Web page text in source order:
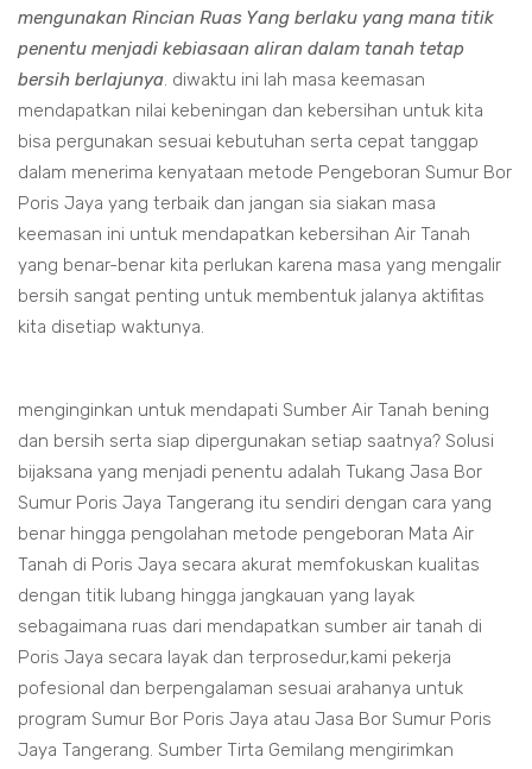
mengunakan Rincian Ruas Yang berlaku yang mana titik
penentu menjadi kebiasaan aliran dalam tanah tetap
bersih berlajunya. diwaktu ini lah masa keemasan
mendapatkan nilai kebeningan dan kebersihan untuk kita
bisa pergunakan sesuai kebutuhan serta cepat tanggap
dalam menerima kenyataan metode Pengeboran Sumur Bor
Poris Jaya yang terbaik dan jangan sia siakan masa
keemasan ini untuk mendapatkan kebersihan Air Tanah
yang benar-benar kita perlukan karena masa yang mengalir
bersih sangat penting untuk membentuk jalanya aktifitas
kita disetiap waktunya.
menginginkan untuk mendapati Sumber Air Tanah bening
dan bersih serta siap dipergunakan setiap saatnya? Solusi
bijaksana yang menjadi penentu adalah Tukang Jasa Bor
Sumur Poris Jaya Tangerang itu sendiri dengan cara yang
benar hingga pengolahan metode pengeboran Mata Air
Tanah di Poris Jaya secara akurat memfokuskan kualitas
dengan titik lubang hingga jangkauan yang layak
sebagaimana ruas dari mendapatkan sumber air tanah di
Poris Jaya secara layak dan terprosedur,kami pekerja
pofesional dan berpengalaman sesuai arahanya untuk
program Sumur Bor Poris Jaya atau Jasa Bor Sumur Poris
Jaya Tangerang. Sumber Tirta Gemilang mengirimkan